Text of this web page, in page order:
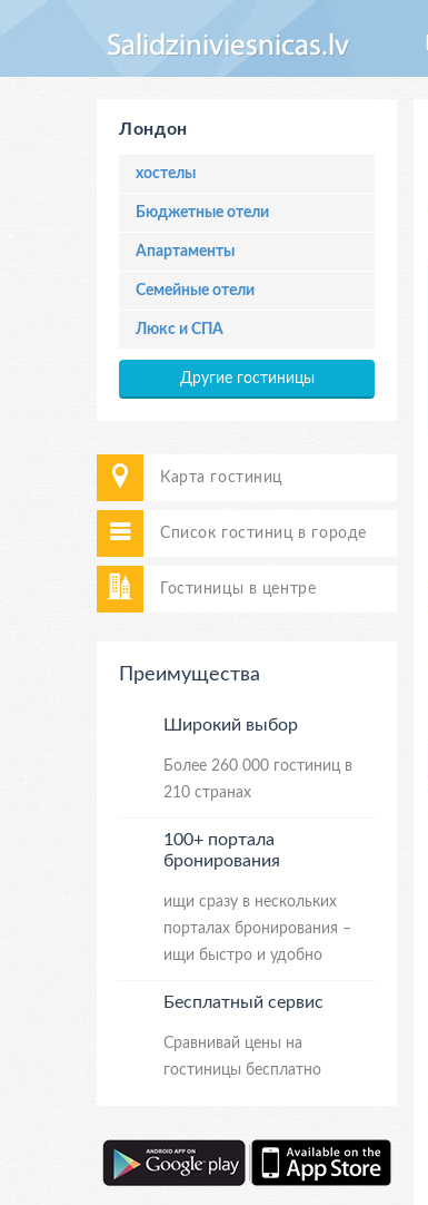
Лондон
хостелы
Бюджетные отели
Апартаменты
Семейные отели
Люкс и СПА
Другие гостиницы
Карта гостиниц
Список гостиниц в городе
Гостиницы в центре
Преимущества
Широкий выбор
Более 260 000 гостиниц в
210 странах
100+ портала
бронирования
ищи сразу в нескольких
порталах бронирования –
ищи быстро и удобно
Бесплатный сервис
Сравнивай цены на
гостиницы бесплатно